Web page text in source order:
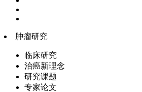
肿瘤研究
临床研究
治癌新理念
研究课题
专家论文